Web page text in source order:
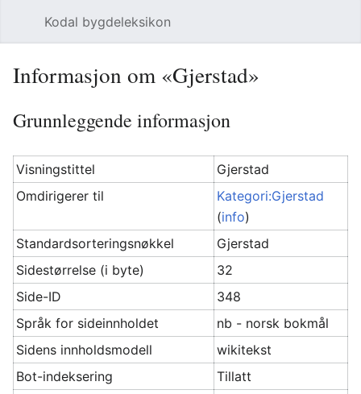
Kodal bygdeleksikon
Informasjon om «Gjerstad»
Grunnleggende informasjon
Visningstittel
Gjerstad
Omdirigerer til
Kategori:Gjerstad
(info)
Standardsorteringsnøkkel
Gjerstad
Sidestørrelse (i byte)
32
Side-ID
348
Språk for sideinnholdet
nb - norsk bokmål
Sidens innholdsmodell
wikitekst
Bot-indeksering
Tillatt